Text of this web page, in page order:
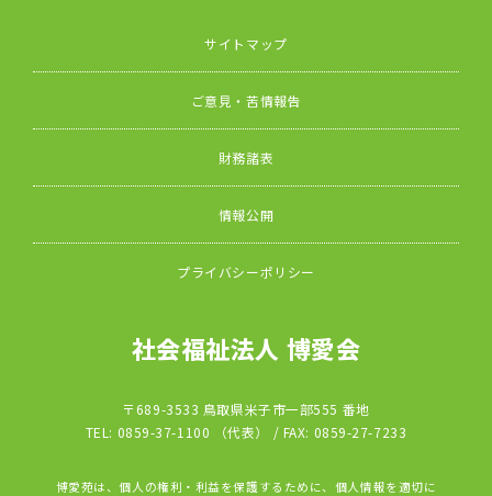
サイトマップ
ご意見・苦情報告
財務諸表
情報公開
プライバシーポリシー
社会福祉法人 博愛会
〒689-3533 鳥取県米子市一部555 番地
TEL: 0859-37-1100 （代表） / FAX: 0859-27-7233
博愛苑は、個人の権利・利益を保護するために、個人情報を適切に